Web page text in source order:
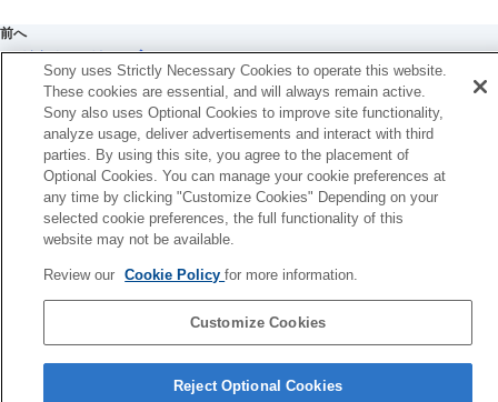
前へ
ドなしレリーズ
次へ
［フリッカーレス撮影］と［高分解シャッター］の
TP1001368885
お使いのカメラの本体ソフトウェアがVer.2.00未満の場合は下記URLの
ヘルプガイドをご覧ください。
https://helpguide.sony.net/ilc/2040/v1/ja/index.html
5-060-285-03(2)
Copyright 2024 Sony Corporation
Sony uses Strictly Necessary Cookies to operate this website.
These cookies are essential, and will always remain active.
Sony also uses Optional Cookies to improve site functionality,
analyze usage, deliver advertisements and interact with third
parties. By using this site, you agree to the placement of
Optional Cookies. You can manage your cookie preferences at
any time by clicking "Customize Cookies" Depending on your
selected cookie preferences, the full functionality of this
website may not be available.
Review our Cookie Policyfor more information.
Customize Cookies
Reject Optional Cookies